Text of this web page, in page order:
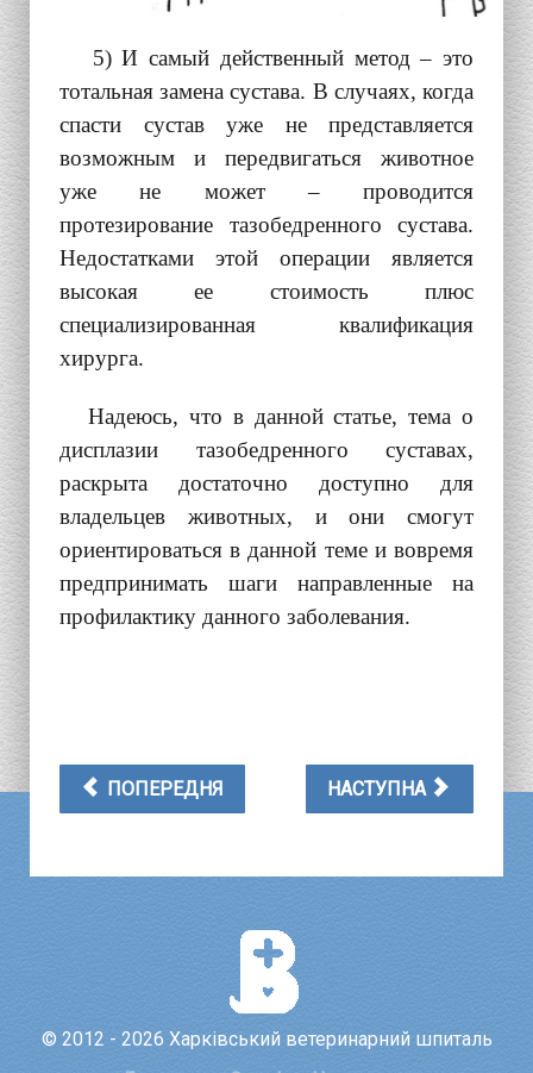
5) И самый действенный метод – это
тотальная замена сустава. В случаях, когда
спасти сустав уже не представляется
возможным и передвигаться животное
уже не может – проводится
протезирование тазобедренного сустава.
Недостатками этой операции является
высокая ее стоимость плюс
специализированная квалификация
хирурга.
Надеюсь, что в данной статье, тема о
дисплазии тазобедренного суставах,
раскрыта достаточно доступно для
владельцев животных, и они смогут
ориентироваться в данной теме и вовремя
предпринимать шаги направленные на
профилактику данного заболевания.
ПОПЕРЕДНЯ НАСТУПНА
© 2012 - 2026 Харківський ветеринарний шпиталь